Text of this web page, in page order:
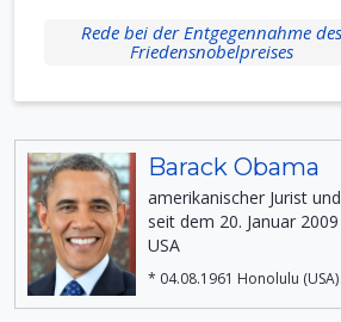
Rede bei der Entgegennahme des
Friedensnobelpreises
Barack Obama
amerikanischer Jurist
seit dem 20. Januar
USA
* 04.08.1961 Honolulu (USA)